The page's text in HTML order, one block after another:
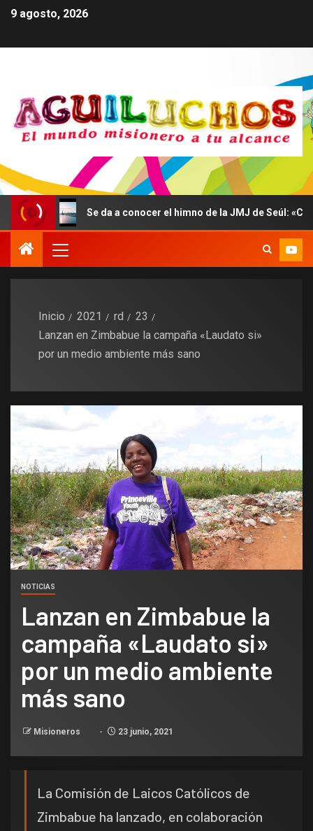
9 agosto, 2026
Se da a conocer el himno de la JMJ de Seúl:
Inicio 2021 rd
23
Lanzan en Zimbabue la campaña «Laudato si»
por un medio ambiente más sano
NOTICIAS
Lanzan en Zimbabue la
campaña «Laudato si»
por un medio ambiente
más sano
Misioneros 23 junio, 2021
La Comisión de Laicos Católicos de
Zimbabue ha lanzado, en colaboración